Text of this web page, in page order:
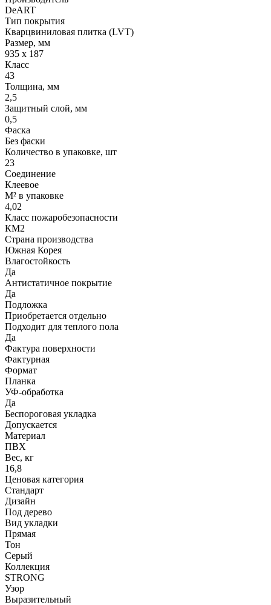
DeART
Тип покрытия
Кварцвиниловая плитка (LVT)
Размер, мм
935 х 187
Класс
43
Толщина, мм
2,5
Защитный слой, мм
0,5
Фаска
Без фаски
Количество в упаковке, шт
23
Соединение
Клеевое
М² в упаковке
4,02
Класс пожаробезопасности
КМ2
Страна производства
Южная Корея
Влагостойкость
Да
Антистатичное покрытие
Да
Подложка
Приобретается отдельно
Подходит для теплого пола
Да
Фактура поверхности
Фактурная
Формат
Планка
УФ-обработка
Да
Беспороговая укладка
Допускается
Материал
ПВХ
Вес, кг
16,8
Ценовая категория
Стандарт
Дизайн
Под дерево
Вид укладки
Прямая
Тон
Серый
Коллекция
STRONG
Узор
Выразительный